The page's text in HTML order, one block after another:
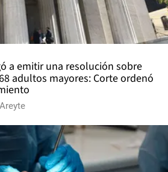
a emitir una resolución sobre
adultos mayores: Corte ordenó